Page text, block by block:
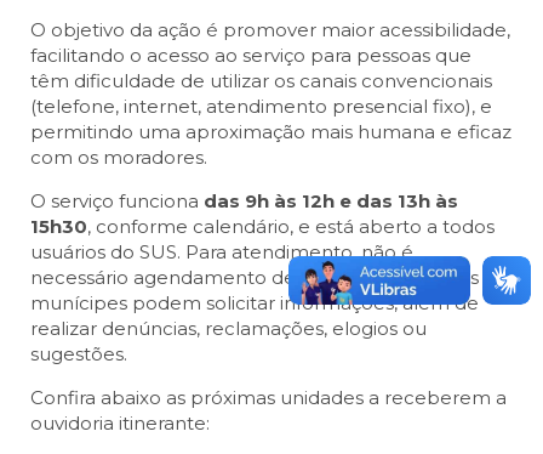
O objetivo da ação é promover maior acessibilidade,
facilitando o acesso ao serviço para pessoas que
têm dificuldade de utilizar os canais convencionais
(telefone, internet, atendimento presencial fixo), e
permitindo uma aproximação mais humana e eficaz
com os moradores.
O serviço funciona das 9h às 12h e das 13h às
15h30, conforme calendário, e está aberto a todos
usuários do SUS. Para atendimento, não é
necessário agendamento de horário. No local, os
munícipes podem solicitar informações, além de
realizar denúncias, reclamações, elogios ou
sugestões.
Confira abaixo as próximas unidades a receberem a
ouvidoria itinerante: